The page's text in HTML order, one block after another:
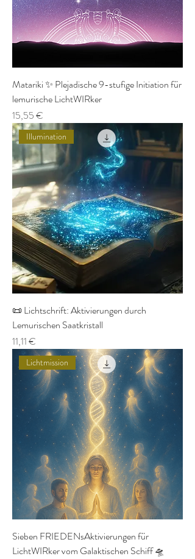
Matariki ✨ Plejadische 9-stufige Initiation für
lemurische LichtWIRker
Preis
15,55 €
Illumination
📜 Lichtschrift: Aktivierungen durch
Lemurischen Saatkristall
Preis
11,11 €
Lichtmission
Sieben FRIEDENsAktivierungen für
LichtWIRker vom Galaktischen Schiff 🛸